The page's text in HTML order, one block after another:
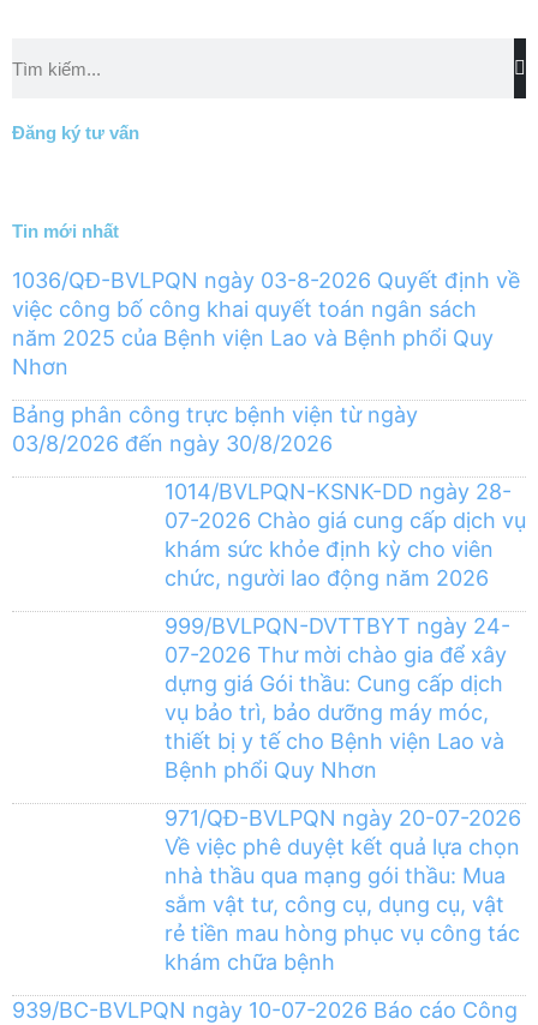
kiếm
Đăng ký tư vấn
Tin mới nhất
1036/QĐ-BVLPQN ngày 03-8-2026 Quyết định về
việc công bố công khai quyết toán ngân sách
năm 2025 của Bệnh viện Lao và Bệnh phổi Quy
Nhơn
Bảng phân công trực bệnh viện từ ngày
03/8/2026 đến ngày 30/8/2026
1014/BVLPQN-KSNK-DD ngày 28-
07-2026 Chào giá cung cấp dịch vụ
khám sức khỏe định kỳ cho viên
chức, người lao động năm 2026
999/BVLPQN-DVTTBYT ngày 24-
07-2026 Thư mời chào gia để xây
dựng giá Gói thầu: Cung cấp dịch
vụ bảo trì, bảo dưỡng máy móc,
thiết bị y tế cho Bệnh viện Lao và
Bệnh phổi Quy Nhơn
971/QĐ-BVLPQN ngày 20-07-2026
Về việc phê duyệt kết quả lựa chọn
nhà thầu qua mạng gói thầu: Mua
sắm vật tư, công cụ, dụng cụ, vật
rẻ tiền mau hòng phục vụ công tác
khám chữa bệnh
939/BC-BVLPQN ngày 10-07-2026 Báo cáo Công